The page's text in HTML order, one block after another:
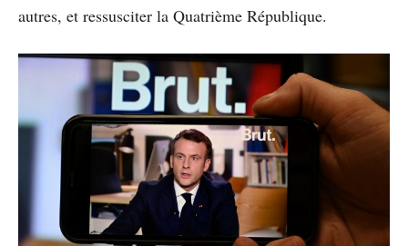
autres, et ressusciter la Quatrième République.